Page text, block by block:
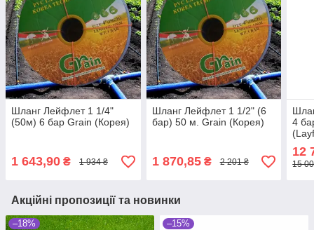
Шланг Лейфлет 1 1/4"
(50м) 6 бар Grain (Корея)
1 643,90 ₴ 1 934 ₴
Шланг Лейфлет 1 1/2" (6
бар) 50 м. Grain (Корея)
1 870,85₴ 2 201 ₴
4
12
15
Акційні пропозиції та новинки
–18% –15%